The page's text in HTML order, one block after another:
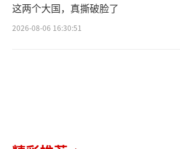
这两个大国，真撕破脸了
2026-08-06 16:30:51